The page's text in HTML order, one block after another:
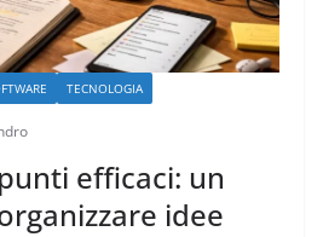
TECNOLOGIA
efficaci: un
idee